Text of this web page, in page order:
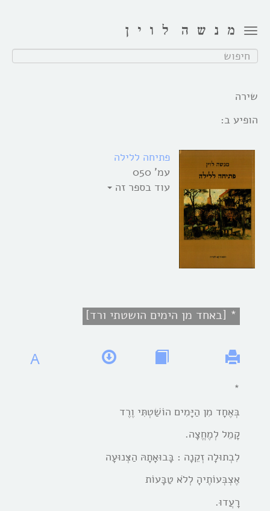
Toggle
navigation
חפש:
שירה
הופיע ב:
פתיחה ללילה
עמ' 050
עוד בספר זה
* [באחד מן הימים הושטתי ורד]
A
*
בְּאֶחָד מִן הַיָּמִים הוֹשַׁטְתִּי וֶרֶד
קָמֵל לְמֶחֱצָה.
לִבְתוּלָה זְקֵנָה : בָּבוּאָתָהּ הַצְּנוּעָה
אֶצְבְּעוֹתֶיהָ לְלֹא טַבָּעוֹת
רָעֲדוּ.